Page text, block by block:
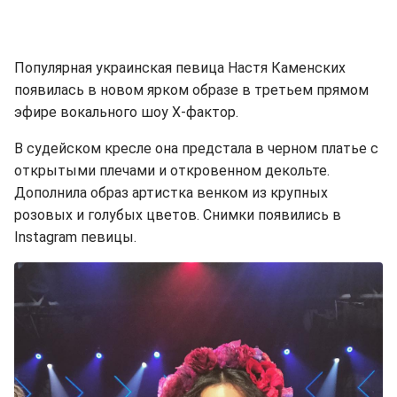
Популярная украинская певица Настя Каменских
появилась в новом ярком образе в третьем прямом
эфире вокального шоу Х-фактор.
В судейском кресле она предстала в черном платье с
открытыми плечами и откровенном декольте.
Дополнила образ артистка венком из крупных
розовых и голубых цветов. Снимки появились в
Instagram певицы.